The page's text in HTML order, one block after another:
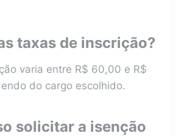
taxas de inscrição?
varia entre R$ 60,00 e R$
do cargo escolhido.
solicitar a isenção